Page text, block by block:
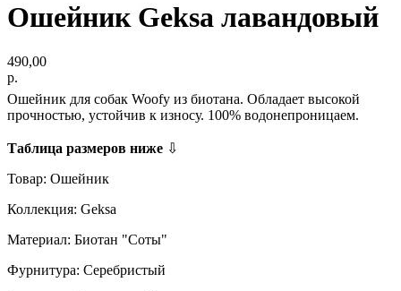
Ошейник Geksa лавандовый
490,00
р.
Ошейник для собак Woofy из биотана. Обладает высокой
прочностью, устойчив к износу. 100% водонепроницаем.
Таблица размеров ниже ⇩
Товар: Ошейник
Коллекция: Geksa
Материал: Биотан "Соты"
Фурнитура: Серебристый